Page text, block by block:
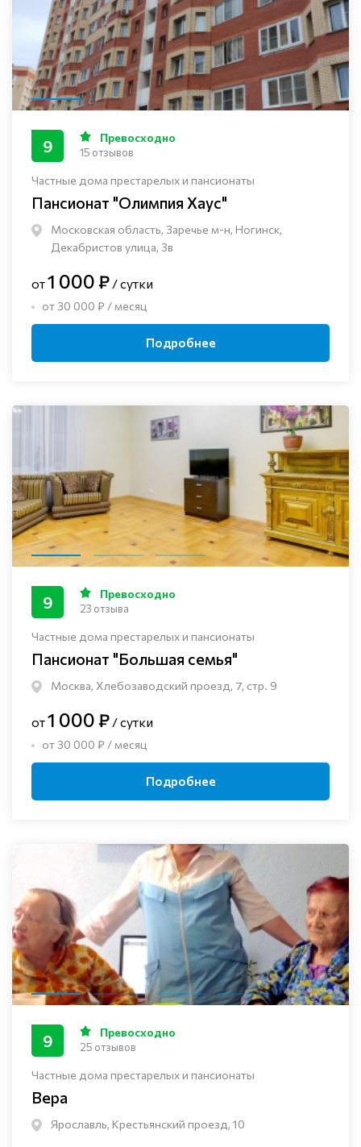
Частные дома престарелых и пансионаты
Пансионат "Олимпия Хаус"
Московская область, Заречье м-н, Ногинск, ​
Декабристов улица, 3в
9 Превосходно
15 отзывов
от1 000 ₽ / сутки
от 30 000 ₽ / месяц
Подробнее
Частные дома престарелых и пансионаты
Пансионат "Большая семья"
Москва, Хлебозаводский проезд, 7, стр. 9
9 Превосходно
23 отзыва
от1 000 ₽ / сутки
от 30 000 ₽ / месяц
Подробнее
Частные дома престарелых и пансионаты
Вера
Ярославль, Крестьянский проезд, 10
9 Превосходно
25 отзывов